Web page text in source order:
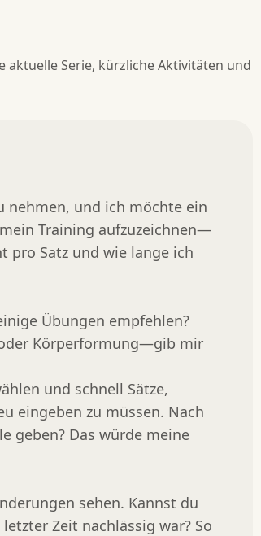
aktuelle Serie, kürzliche Aktivitäten und
nehmen, und ich möchte ein
Training aufzuzeichnen—
pro Satz und wie lange ich
Übungen empfehlen?
Körperformung—gib mir
und schnell Sätze,
eingeben zu müssen. Nach
geben? Das würde meine
sehen. Kannst du
Zeit nachlässig war? So